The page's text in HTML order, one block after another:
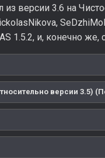
версии 3.6 на
1.5.2, и, конечно же,
версии 3.5)